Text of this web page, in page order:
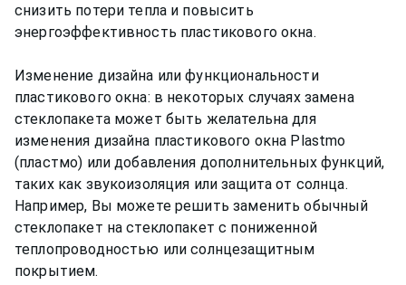
снизить потери тепла и повысить
энергоэффективность пластикового окна.
Изменение дизайна или функциональности
пластикового окна: в некоторых случаях замена
стеклопакета может быть желательна для
изменения дизайна пластикового окна Plastmo
(пластмо) или добавления дополнительных функций,
таких как звукоизоляция или защита от солнца.
Например, Вы можете решить заменить обычный
стеклопакет на стеклопакет с пониженной
теплопроводностью или солнцезащитным
покрытием.